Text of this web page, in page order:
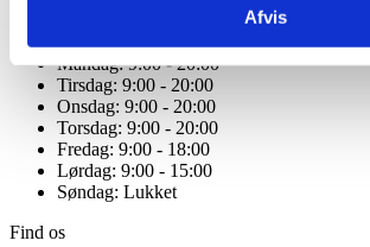
Afvis
Mandag: 9:00 - 20:00
Tirsdag: 9:00 - 20:00
Onsdag: 9:00 - 20:00
Torsdag: 9:00 - 20:00
Fredag: 9:00 - 18:00
Lørdag: 9:00 - 15:00
Søndag: Lukket
Find os